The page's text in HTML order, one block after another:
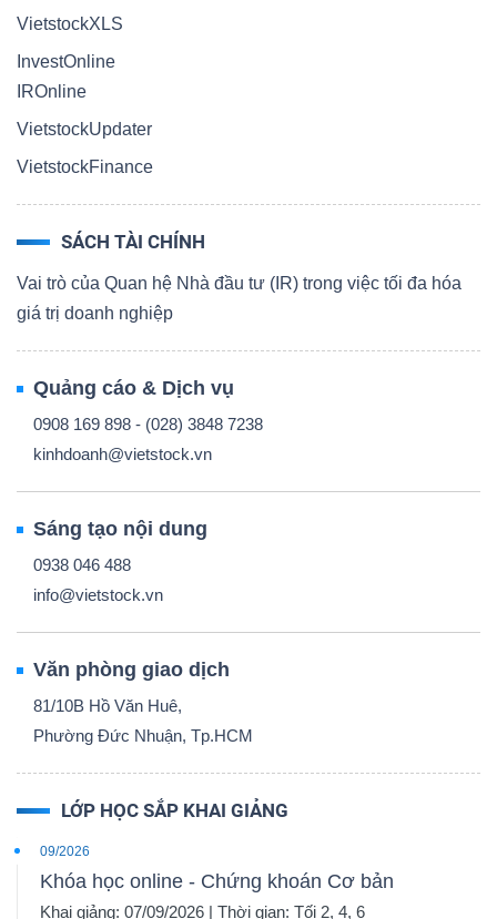
VietstockXLS
InvestOnline
IROnline
VietstockUpdater
VietstockFinance
SÁCH TÀI CHÍNH
Vai trò của Quan hệ Nhà đầu tư (IR) trong việc tối đa hóa
giá trị doanh nghiệp
Quảng cáo & Dịch vụ
0908 169 898 - (028) 3848 7238
kinhdoanh@vietstock.vn
Sáng tạo nội dung
0938 046 488
info@vietstock.vn
Văn phòng giao dịch
81/10B Hồ Văn Huê,
Phường Đức Nhuận, Tp.HCM
LỚP HỌC SẮP KHAI GIẢNG
09/2026
Khóa học online - Chứng khoán Cơ bản
Khai giảng: 07/09/2026 | Thời gian: Tối 2, 4, 6